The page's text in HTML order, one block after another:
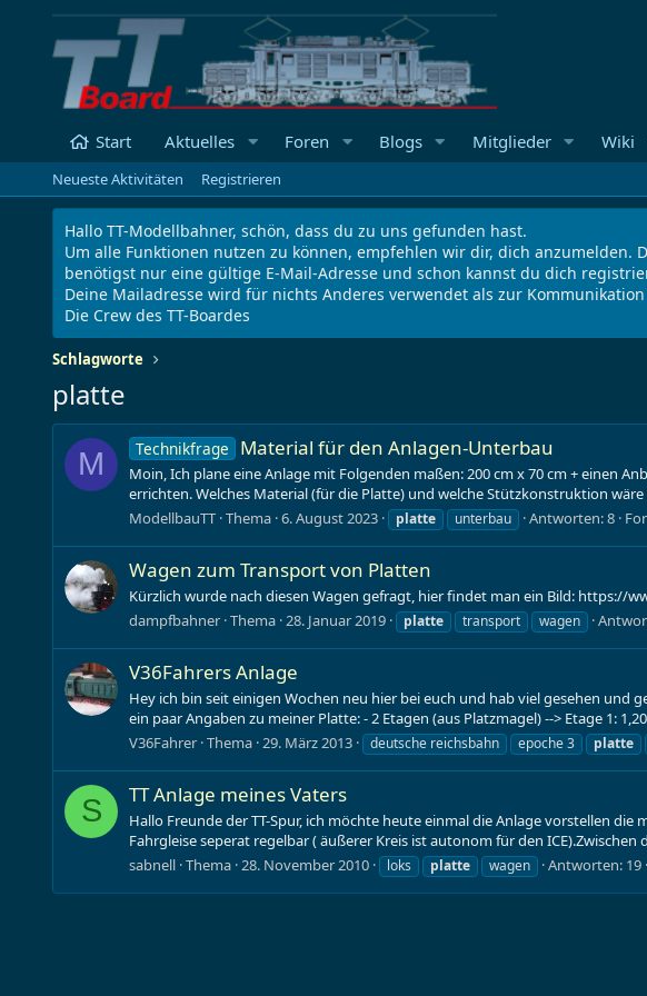
Start Aktuelles Foren Blogs Mitglieder Wiki
Neueste Aktivitäten Registrieren
Hallo TT-Modellbahner, schön, dass du zu uns gefunden hast.
Um alle Funktionen nutzen zu können, empfehlen wir dir, dich
benötigst nur eine gültige E-Mail-Adresse und schon kannst du dich
Deine Mailadresse wird für nichts Anderes verwendet als zur
Die Crew des TT-Boardes
Schlagworte
platte
M Technikfrage Material für den Anlagen-Unterbau
Moin, Ich plane eine Anlage mit Folgenden maßen: 200 cm x 70 cm + einen
errichten. Welches Material (für die Platte) und welche Stützkonstruktion
ModellbauTT Thema 6. August 2023 platte unterbau Antworten: 8
Wagen zum Transport von Platten
Kürzlich wurde nach diesen Wagen gefragt, hier findet man ein Bild: https://
dampfbahner Thema 28. Januar 2019 platte transport wagen
V36Fahrers Anlage
Hey ich bin seit einigen Wochen neu hier bei euch und hab viel gesehen und
ein paar Angaben zu meiner Platte: - 2 Etagen (aus Platzmagel) --> Etage 1:
V36Fahrer Thema 29. März 2013 deutsche reichsbahn epoche 3 platte
S TT Anlage meines Vaters
Hallo Freunde der TT-Spur, ich möchte heute einmal die Anlage vorstellen
Fahrgleise seperat regelbar ( äußerer Kreis ist autonom für den ICE).Zwischen
sabnell Thema 28. November 2010 loks platte wagen Antworten: 19